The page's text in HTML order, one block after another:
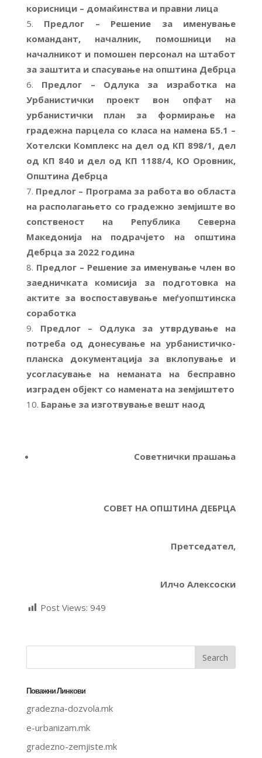
корисници – домаќинства и правни лица
Предлог – Решение за именување
командант, началник, помошници на
началникот и помошен персонал на штабот
за заштита и спасување на општина Дебрца
Предлог – Одлука за изработка на
Урбанистички проект вон опфат на
урбанистички план за формирање на
градежна парцела со класа на намена Б5.1 –
Хотелски Комплекс на дел од КП 898/1, дел
од КП 840 и дел од КП 1188/4, КО Оровник,
Општина Дебрца
Предлог – Програма за работа во областа
на располагањето со градежно земјиште во
сопственост на Република Северна
Македонија на подрачјето на општина
Дебрца за 2022 година
Предлог – Решение за именување член во
заедничката комисија за подготовка на
актите за воспоставување меѓуопштинска
соработка
Предлог – Одлука за утврдување на
потреба од донесување на урбанистичко-
планска документација за вклопување и
усогласување на неманата на бесправно
изграден објект со намената на земјиштето
Барање за изготвување вешт наод
Советнички прашања
СОВЕТ НА ОПШТИНА ДЕБРЦА
Претседател,
Илчо Алексоски
Post Views: 949
Поважни Линкови
gradezna-dozvola.mk
e-urbanizam.mk
gradezno-zemjiste.mk